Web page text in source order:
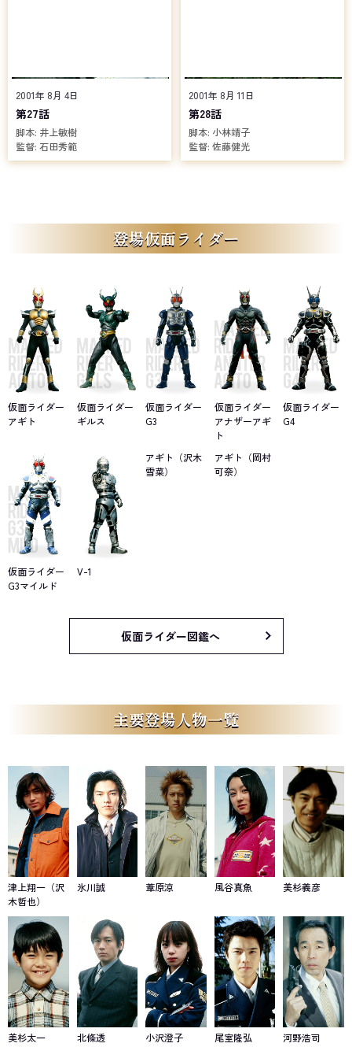
2001年 8月 4日
第27話
脚本: 井上敏樹
監督: 石田秀範
2001年 8月 11日
第28話
脚本: 小林靖子
監督: 佐藤健光
登場仮面ライダー
仮面ライダー
アギト
仮面ライダー
ギルス
仮面ライダー
G3
仮面ライダー
アナザーアギ
ト
仮面ライダー
G4
仮面ライダー
G3マイルド
V-1
アギト（沢木
雪菜）
アギト（岡村
可奈）
仮面ライダー図鑑へ
主要登場人物一覧
津上翔一（沢
木哲也）
氷川誠 葦原涼 風谷真魚 美杉義彦
美杉太一 北條透 小沢澄子 尾室隆弘 河野浩司